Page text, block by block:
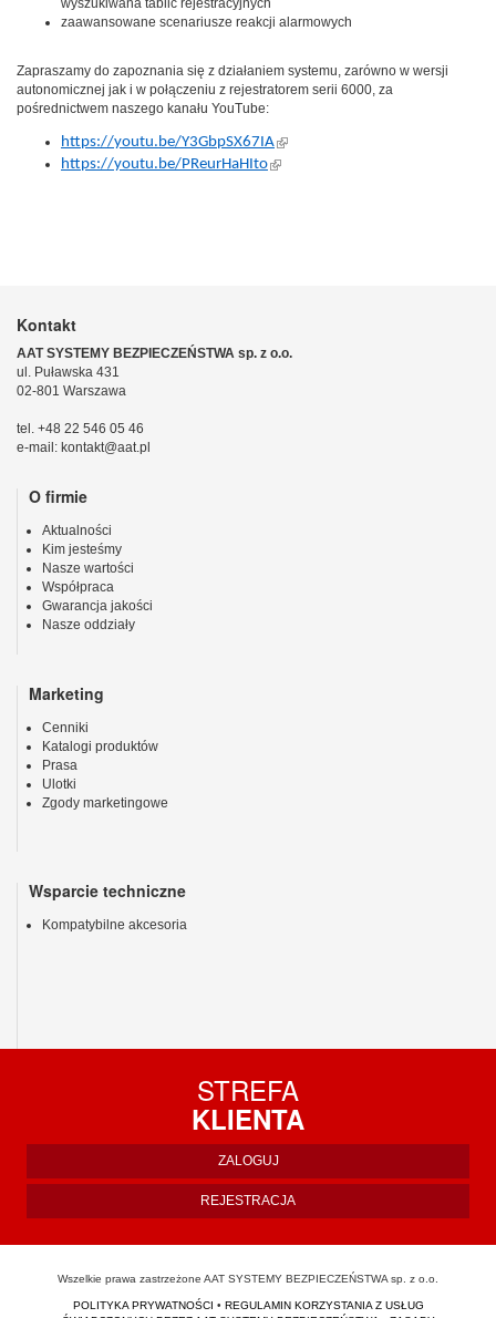
wyszukiwana tablic rejestracyjnych
zaawansowane scenariusze reakcji alarmowych
Zapraszamy do zapoznania się z działaniem systemu, zarówno w wersji
autonomicznej jak i w połączeniu z rejestratorem serii 6000, za
pośrednictwem naszego kanału YouTube:
https://youtu.be/Y3GbpSX67IA(link is external)
https://youtu.be/PReurHaHIto(link is external)
Kontakt
AAT SYSTEMY BEZPIECZEŃSTWA sp. z o.o.
ul. Puławska 431
02-801 Warszawa
tel. +48 22 546 05 46
e-mail: kontakt@aat.pl
O firmie
Aktualności
Kim jesteśmy
Nasze wartości
Współpraca
Gwarancja jakości
Nasze oddziały
Marketing
Cenniki
Katalogi produktów
Prasa
Ulotki
Zgody marketingowe
Wsparcie techniczne
Kompatybilne akcesoria
STREFA
KLIENTA
ZALOGUJ
REJESTRACJA
Wszelkie prawa zastrzeżone AAT SYSTEMY BEZPIECZEŃSTWA sp. z o.o.
POLITYKA PRYWATNOŚCI • REGULAMIN KORZYSTANIA Z USŁUG